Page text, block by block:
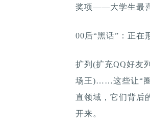
奖项——大学生最
00后“黑话”：正在
扩列(扩充QQ好友
场王)……这些让“圈
直领域，它们背后
开来。